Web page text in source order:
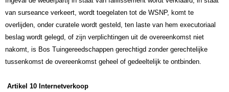
van surseance verkeert, wordt toegelaten tot de WSNP, komt te
overlijden, onder curatele wordt gesteld, ten laste van hem executoriaal
beslag wordt gelegd, of zijn verplichtingen uit de overeenkomst niet
nakomt, is Bos Tuingereedschappen gerechtigd zonder gerechtelijke
tussenkomst de overeenkomst geheel of gedeeltelijk te ontbinden.
Artikel 10 Internetverkoop